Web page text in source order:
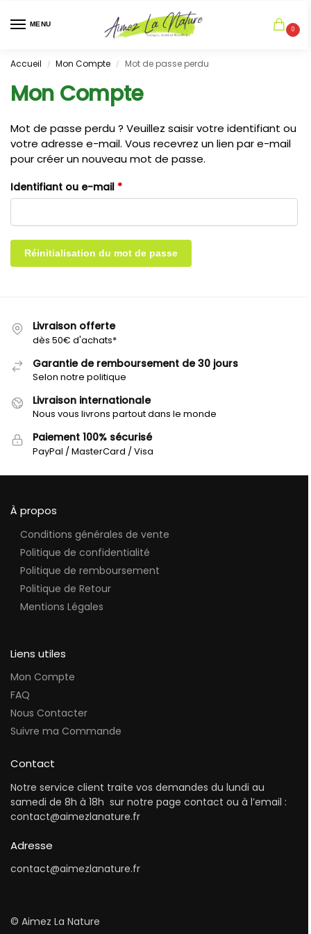
MENU
0
Accueil / Mon Compte / Mot de passe perdu
Mon Compte
Mot de passe perdu ? Veuillez saisir votre identifiant ou
votre adresse e-mail. Vous recevrez un lien par e-mail
pour créer un nouveau mot de passe.
Identifiant ou e-mail *
Réinitialisation du mot de passe
Livraison offerte
dès 50€ d'achats*
Garantie de remboursement de 30 jours
Selon notre politique
Livraison internationale
Nous vous livrons partout dans le monde
Paiement 100% sécurisé
PayPal / MasterCard / Visa
À propos
Conditions générales de vente
Politique de confidentialité
Politique de remboursement
Politique de Retour
Mentions Légales
Liens utiles
Mon Compte
FAQ
Nous Contacter
Suivre ma Commande
Contact
Notre service client traite vos demandes du lundi au
samedi de 8h à 18h sur notre page contact ou à l’email :
contact@aimezlanature.fr
Adresse
contact@aimezlanature.fr
© Aimez La Nature